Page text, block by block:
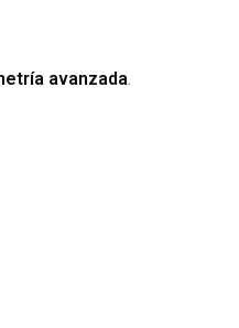
avanzada.